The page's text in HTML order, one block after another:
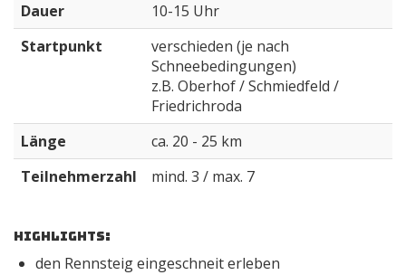
Dauer
10-15 Uhr
Startpunkt
verschieden (je nach
Schneebedingungen)
z.B. Oberhof / Schmiedfeld /
Friedrichroda
Länge
ca. 20 - 25 km
Teilnehmerzahl
mind. 3 / max. 7
Highlights:
den Rennsteig eingeschneit erleben